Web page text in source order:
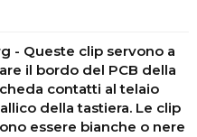
- Queste clip servono a
il bordo del PCB della
contatti al telaio
della tastiera. Le clip
essere bianche o nere